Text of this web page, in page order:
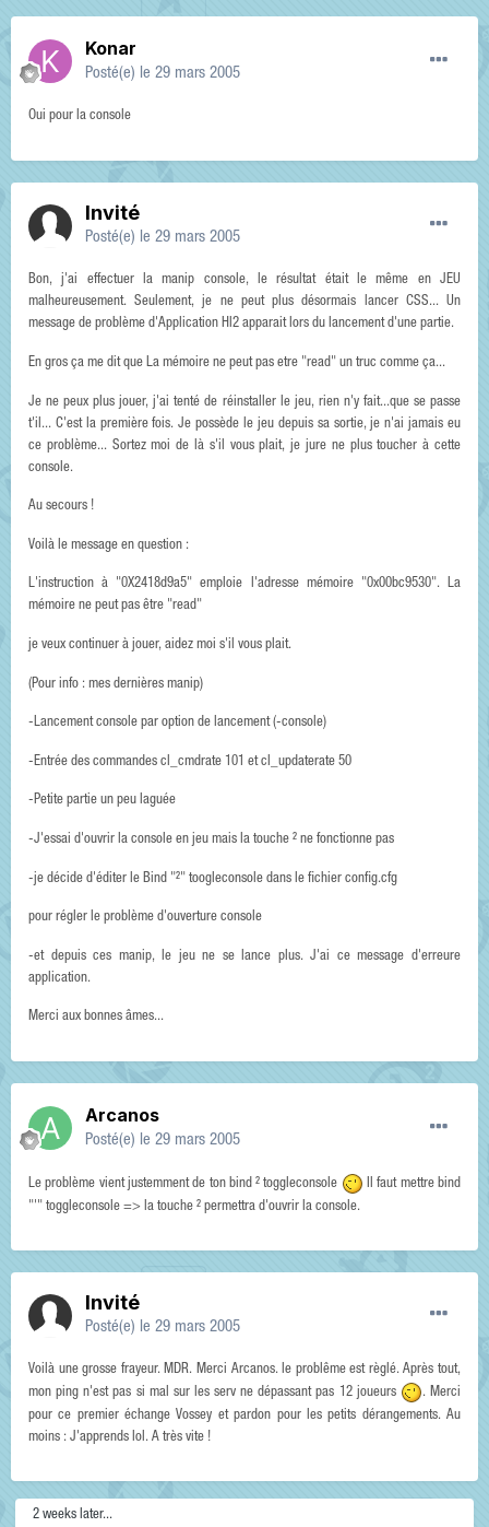
Konar
Posté(e) le 29 mars 2005
Oui pour la console
Invité
Posté(e) le 29 mars 2005
Bon, j'ai effectuer la manip console, le résultat était le même en JEU
malheureusement. Seulement, je ne peut plus désormais lancer CSS... Un
message de problème d'Application Hl2 apparait lors du lancement d'une partie.
En gros ça me dit que La mémoire ne peut pas etre "read" un truc comme ça...
Je ne peux plus jouer, j'ai tenté de réinstaller le jeu, rien n'y fait...que se passe
t'il... C'est la première fois. Je possède le jeu depuis sa sortie, je n'ai jamais eu
ce problème... Sortez moi de là s'il vous plait, je jure ne plus toucher à cette
console.
Au secours !
Voilà le message en question :
L'instruction à "0X2418d9a5" emploie l'adresse mémoire "0x00bc9530". La
mémoire ne peut pas être "read"
je veux continuer à jouer, aidez moi s'il vous plait.
(Pour info : mes dernières manip)
-Lancement console par option de lancement (-console)
-Entrée des commandes cl_cmdrate 101 et cl_updaterate 50
-Petite partie un peu laguée
-J'essai d'ouvrir la console en jeu mais la touche ² ne fonctionne pas
-je décide d'éditer le Bind "²" toogleconsole dans le fichier config.cfg
pour régler le problème d'ouverture console
-et depuis ces manip, le jeu ne se lance plus. J'ai ce message d'erreure
application.
Merci aux bonnes âmes...
Arcanos
Posté(e) le 29 mars 2005
Le problème vient justemment de ton bind ² toggleconsole
Il faut mettre bind
"'" toggleconsole => la touche ² permettra d'ouvrir la console.
Invité
Posté(e) le 29 mars 2005
Voilà une grosse frayeur. MDR. Merci Arcanos. le problême est règlé. Après tout,
mon ping n'est pas si mal sur les serv ne dépassant pas 12 joueurs
. Merci
pour ce premier échange Vossey et pardon pour les petits dérangements. Au
moins : J'apprends lol. A très vite !
2 weeks later...